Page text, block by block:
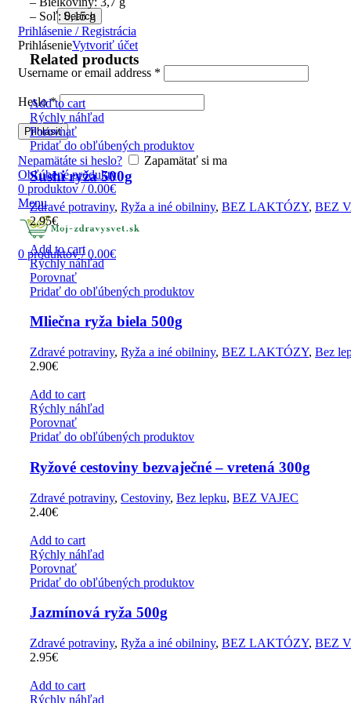
Search
Prihlásenie / Registrácia
PrihlásenieVytvoriť účet
Username or email address *
Heslo*
Prihlásiť
Nepamätáte si heslo?
Zapamätať si ma
Obľúbené produkty
0 produktov / 0.00€
Menu
0 produktov / 0.00€
– Soľ: 0,15 g
Related products
Add to cart
Rýchly náhľad
Porovnať
Pridať do obľúbených produktov
Sushi ryža 500g
Zdravé potraviny, Ryža a iné obilniny, BEZ LAKTÓZY, BEZ
2.95€
Add to cart
Rýchly náhľad
Porovnať
Pridať do obľúbených produktov
Mliečna ryža biela 500g
Zdravé potraviny, Ryža a iné obilniny, BEZ LAKTÓZY, Bez
2.90€
Add to cart
Rýchly náhľad
Porovnať
Pridať do obľúbených produktov
Ryžové cestoviny bezvaječné – vretená 300g
Zdravé potraviny, Cestoviny, Bez lepku, BEZ VAJEC
2.40€
Add to cart
Rýchly náhľad
Porovnať
Pridať do obľúbených produktov
Jazmínová ryža 500g
Zdravé potraviny, Ryža a iné obilniny, BEZ LAKTÓZY, BEZ
2.95€
Add to cart
Rýchly náhľad